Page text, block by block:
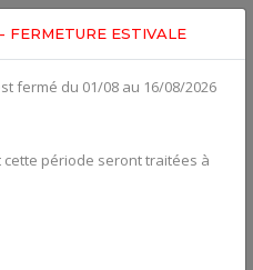
ESTIVALE
fermé du 01/08 au 16/08/2026
période seront traitées à